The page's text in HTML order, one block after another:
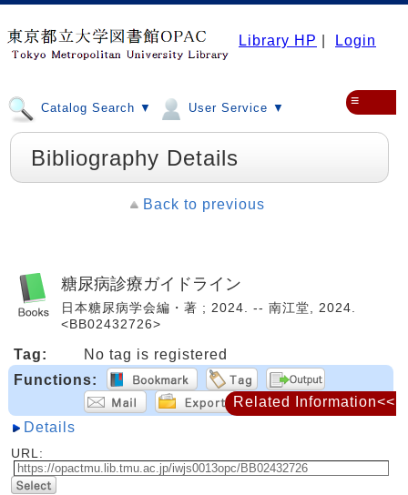
Library HP Login
Catalog Search ▼ User Service ▼ ≡
Bibliography Details
Back to previous
糖尿病診療ガイドライン
日本糖尿病学会編・著 ; 2024. -- 南江堂, 2024.
<BB02432726>
Tag:
No tag is registered
Functions:
Details
URL:
Related Information<<